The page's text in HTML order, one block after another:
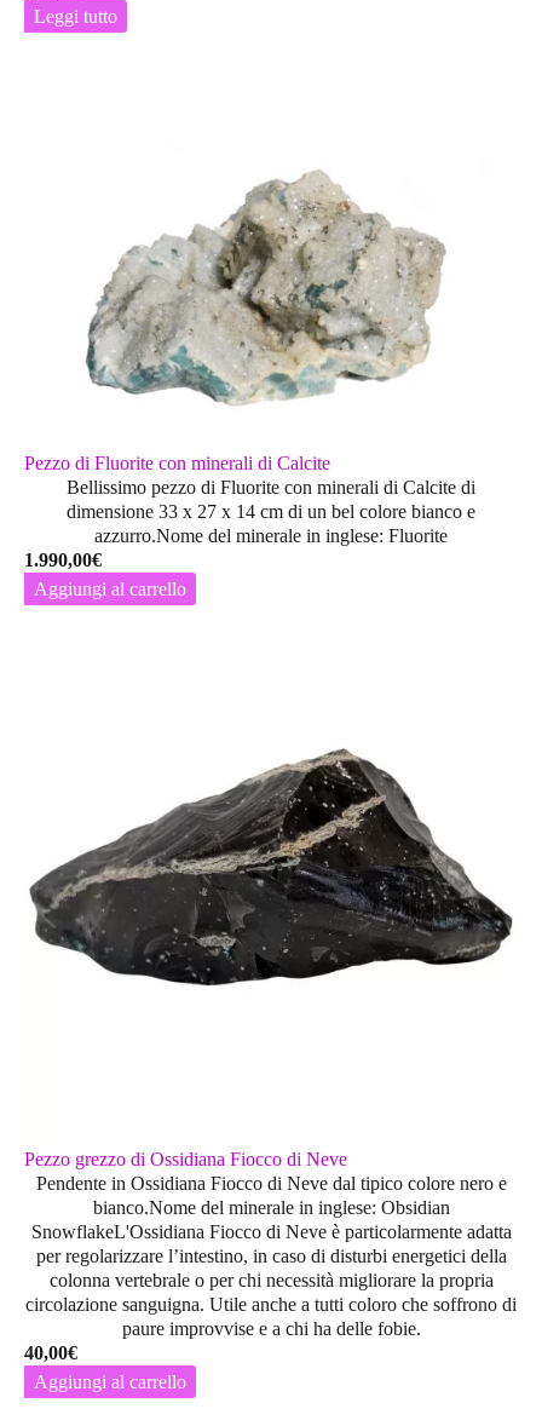
Leggi tutto
Pezzo di Fluorite con minerali di Calcite
Bellissimo pezzo di Fluorite con minerali di Calcite di
dimensione 33 x 27 x 14 cm di un bel colore bianco e
azzurro.Nome del minerale in inglese: Fluorite
1.990,00€
Aggiungi al carrello
Pezzo grezzo di Ossidiana Fiocco di Neve
Pendente in Ossidiana Fiocco di Neve dal tipico colore nero e
bianco.Nome del minerale in inglese: Obsidian
SnowflakeL'Ossidiana Fiocco di Neve è particolarmente adatta
per regolarizzare l’intestino, in caso di disturbi energetici della
colonna vertebrale o per chi necessità migliorare la propria
circolazione sanguigna. Utile anche a tutti coloro che soffrono di
paure improvvise e a chi ha delle fobie.
40,00€
Aggiungi al carrello